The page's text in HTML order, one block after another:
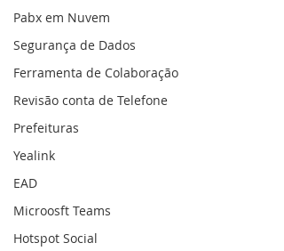
Pabx em Nuvem
Segurança de Dados
Ferramenta de Colaboração
Revisão conta de Telefone
Prefeituras
Yealink
EAD
Microosft Teams
Hotspot Social